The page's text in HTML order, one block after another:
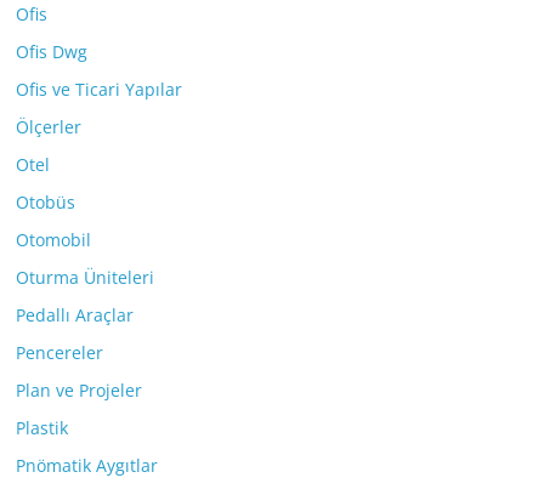
Ofis
Ofis Dwg
Ofis ve Ticari Yapılar
Ölçerler
Otel
Otobüs
Otomobil
Oturma Üniteleri
Pedallı Araçlar
Pencereler
Plan ve Projeler
Plastik
Pnömatik Aygıtlar